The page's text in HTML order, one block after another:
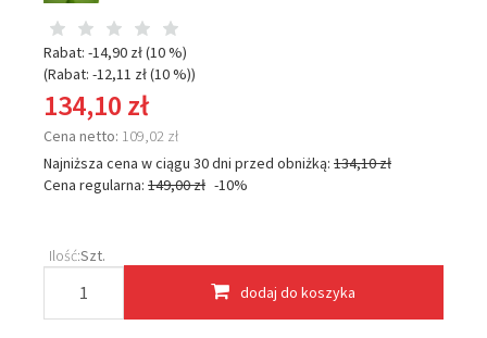
Rabat: -14,90 zł(10 %)
(Rabat: -12,11 zł(10 %))
134,10 zł
Cena netto: 109,02 zł
Najniższa cena w ciągu 30 dni przed obniżką: 134,10 zł
Cena regularna: 149,00 zł -10%
Ilość:Szt.
dodaj do koszyka